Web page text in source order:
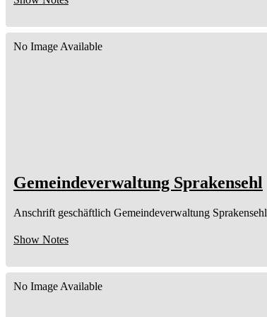
No Image Available
Gemeindeverwaltung Sprakensehl
Anschrift geschäftlich Gemeindeverwaltung Sprakensehl
Show Notes
No Image Available